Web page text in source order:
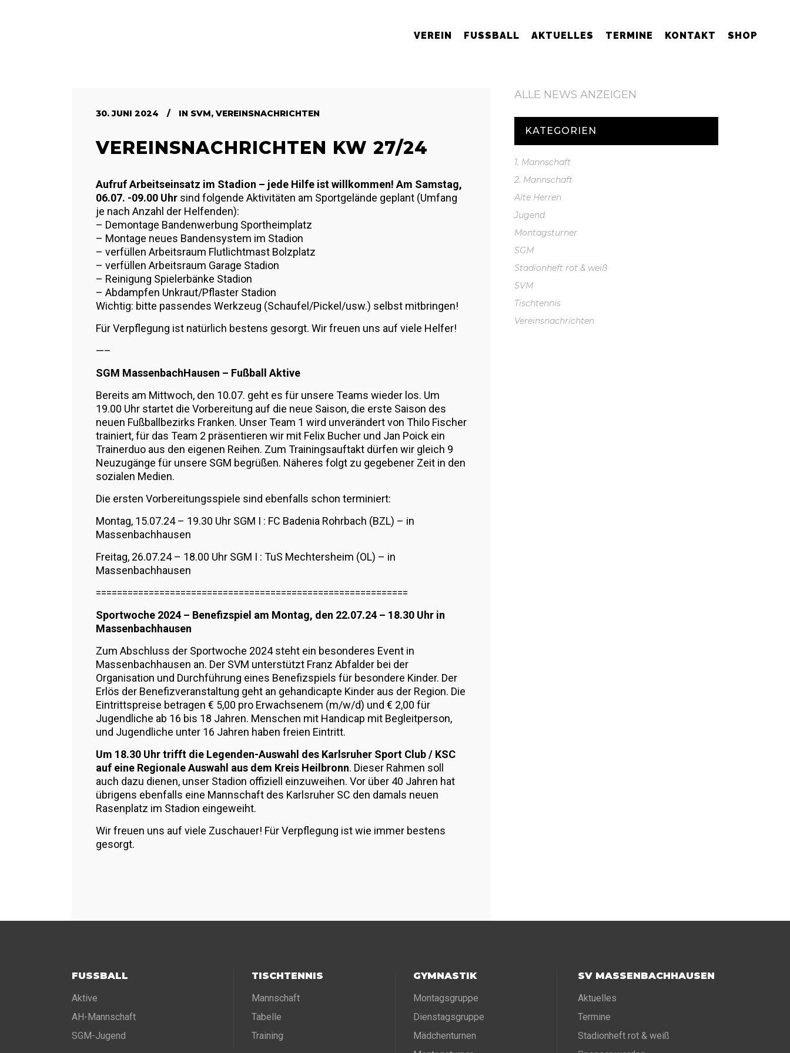
VEREIN FUSSBALL AKTUELLES TERMINE KONTAKT SHOP
30. JUNI 2024 IN SVM, VEREINSNACHRICHTEN
VEREINSNACHRICHTEN KW 27/24
Aufruf Arbeitseinsatz im Stadion – jede Hilfe ist willkommen! Am Samstag,
06.07. -09.00 Uhr sind folgende Aktivitäten am Sportgelände geplant (Umfang
je nach Anzahl der Helfenden):
– Demontage Bandenwerbung Sportheimplatz
– ⁠Montage neues Bandensystem im Stadion
– ⁠verfüllen Arbeitsraum Flutlichtmast Bolzplatz
– ⁠verfüllen Arbeitsraum Garage Stadion
– ⁠Reinigung Spielerbänke Stadion
– ⁠Abdampfen Unkraut/Pflaster Stadion
Wichtig: bitte passendes Werkzeug (Schaufel/Pickel/usw.) selbst mitbringen!
Für Verpflegung ist natürlich bestens gesorgt. Wir freuen uns auf viele Helfer!
—–
SGM MassenbachHausen – Fußball Aktive
Bereits am Mittwoch, den 10.07. geht es für unsere Teams wieder los. Um
19.00 Uhr startet die Vorbereitung auf die neue Saison, die erste Saison des
neuen Fußballbezirks Franken. Unser Team 1 wird unverändert von Thilo Fischer
trainiert, für das Team 2 präsentieren wir mit Felix Bucher und Jan Poick ein
Trainerduo aus den eigenen Reihen. Zum Trainingsauftakt dürfen wir gleich 9
Neuzugänge für unsere SGM begrüßen. Näheres folgt zu gegebener Zeit in den
sozialen Medien.
Die ersten Vorbereitungsspiele sind ebenfalls schon terminiert:
Montag, 15.07.24 – 19.30 Uhr SGM I : FC Badenia Rohrbach (BZL) – in
Massenbachhausen
Freitag, 26.07.24 – 18.00 Uhr SGM I : TuS Mechtersheim (OL) – in
Massenbachhausen
===========================================================
Sportwoche 2024 – Benefizspiel am Montag, den 22.07.24 – 18.30 Uhr in
Massenbachhausen
Zum Abschluss der Sportwoche 2024 steht ein besonderes Event in
Massenbachhausen an. Der SVM unterstützt Franz Abfalder bei der
Organisation und Durchführung eines Benefizspiels für besondere Kinder. Der
Erlös der Benefizveranstaltung geht an gehandicapte Kinder aus der Region. Die
Eintrittspreise betragen € 5,00 pro Erwachsenem (m/w/d) und € 2,00 für
Jugendliche ab 16 bis 18 Jahren. Menschen mit Handicap mit Begleitperson,
und Jugendliche unter 16 Jahren haben freien Eintritt.
Um 18.30 Uhr trifft die Legenden-Auswahl des Karlsruher Sport Club / KSC
auf eine Regionale Auswahl aus dem Kreis Heilbronn. Dieser Rahmen soll
auch dazu dienen, unser Stadion offiziell einzuweihen. Vor über 40 Jahren hat
übrigens ebenfalls eine Mannschaft des Karlsruher SC den damals neuen
Rasenplatz im Stadion eingeweiht.
Wir freuen uns auf viele Zuschauer! Für Verpflegung ist wie immer bestens
gesorgt.
ALLE NEWS ANZEIGEN
KATEGORIEN
1. Mannschaft
2. Mannschaft
Alte Herren
Jugend
Montagsturner
SGM
Stadionheft rot & weiß
SVM
Tischtennis
Vereinsnachrichten
FUSSBALL
Aktive
AH-Mannschaft
SGM-Jugend
TISCHTENNIS
Mannschaft
Tabelle
Training
GYMNASTIK
Montagsgruppe
Dienstagsgruppe
Mädchenturnen
SV MASSENBACHHAUSEN
Aktuelles
Termine
Stadionheft rot & weiß